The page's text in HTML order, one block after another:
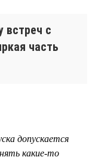
встреч с
часть
допускается
какие-то